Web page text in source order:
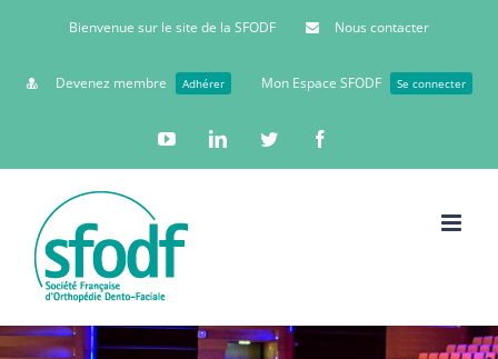
Bienvenue sur le site de la SFODF Nous contacter
Devenez membre Adhérer Mon Espace SFODF Se connecter
YouTubeLinkedinTwitter